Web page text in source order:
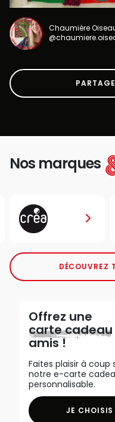
Chaumière
Nos marques
DÉCOUVREZ
Offrez une
carte cadeau
amis !
Faites plaisir à coup
notre e-carte
personnalisable.
JE CHOISIS